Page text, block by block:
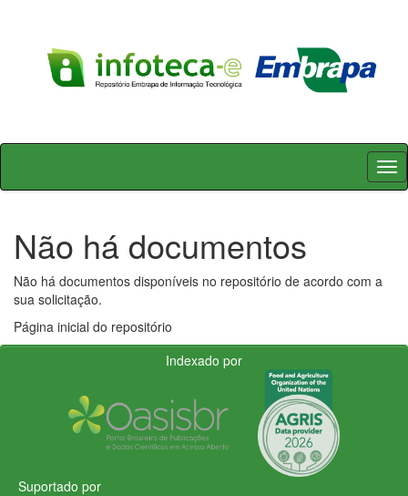
Skip
Não há documentos
Não há documentos disponíveis no repositório de acordo com a
sua solicitação.
Página inicial do repositório
Indexado por
Suportado por